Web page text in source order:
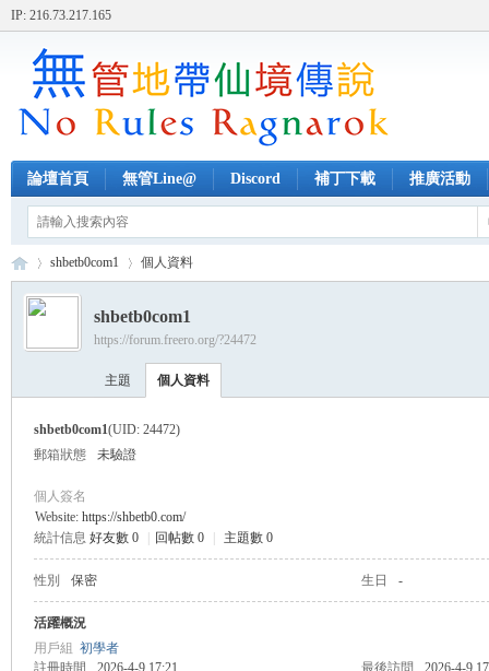
IP: 216.73.217.165
論壇首頁 無管Line@ Discord 補丁下載 推廣活動
›
shbetb0com1 個人資料
shbetb0com1
https://forum.freero.org/?24472
主題 個人資料
shbetb0com1(UID: 24472)
郵箱狀態
未驗證
個人簽名
Website: https://shbetb0.com/
統計信息 好友數 0 回帖數 0 主題數 0
性別 保密 生日 -
活躍概況
用戶組 初學者
註冊時間
2026-4-9 17:21 最後訪問
2026-4-9